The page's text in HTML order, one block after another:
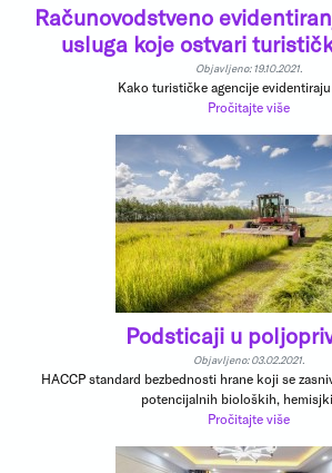
Računovodstveno
usluga koje ostvari
Objavljeno: 19.10.2021.
Kako turističke agencije
Pročitajte više
Podsticaji u
Objavljeno: 03.02.2021.
HACCP standard bezbednosti hrane koji se
potencijalnih bioloških,
Pročitajte više